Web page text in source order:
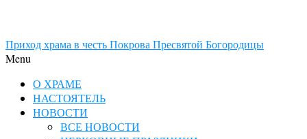
Приход храма в честь Покрова Пресвятой Богородицы
Menu
О ХРАМЕ
НАСТОЯТЕЛЬ
НОВОСТИ
ВСЕ НОВОСТИ